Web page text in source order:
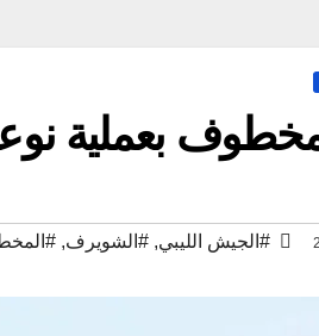
#الجيش الليبي, #الشويرف,